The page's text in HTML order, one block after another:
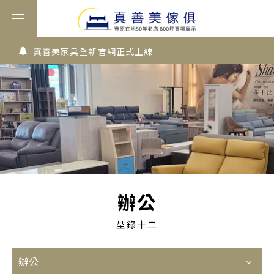
真善美家具全新官網正式上線
辦公
型錄十二
辦公